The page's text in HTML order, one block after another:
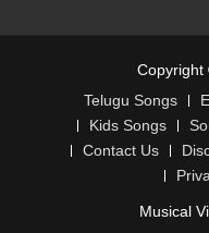
Copyright
Telugu Songs
Kids Songs
Contact Us
Musical